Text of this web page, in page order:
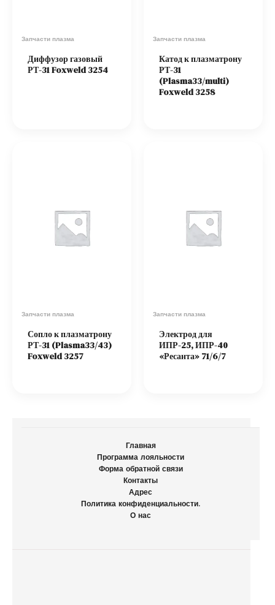
Запчасти плазма
Диффузор газовый
РТ-31 Foxweld 3254
Запчасти плазма
Катод к плазматрону
РТ-31
(Plasma33/multi)
Foxweld 3258
Запчасти плазма
Сопло к плазматрону
РТ-31 (Plasma33/43)
Foxweld 3257
Запчасти плазма
Электрод для
ИПР-25, ИПР-40
«Ресанта» 71/6/7
Главная
Программа лояльности
Форма обратной связи
Контакты
Адрес
Политика конфиденциальности.
О нас